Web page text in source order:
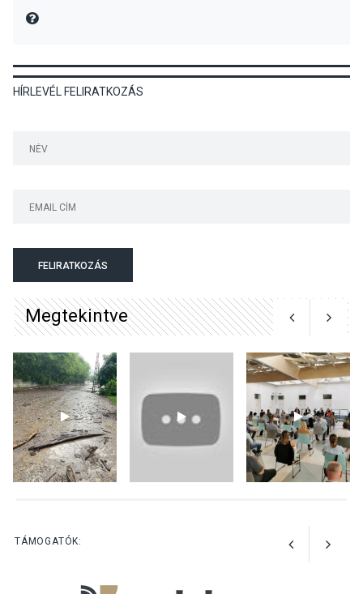
KÖZÉLET 2026 AUG 05
Szeptembertől emelkednek
gyümölcsök
Bogdányban programokkal
2026 AUG 04
MIRE MONDTA
HÍRLEVÉL FELIRATKOZÁS
FELIRATKOZÁS
Megtekintve
TÁMOGATÓK: